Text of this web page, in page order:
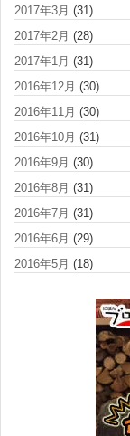
2017年3月 (31)
2017年2月 (28)
2017年1月 (31)
2016年12月 (30)
2016年11月 (30)
2016年10月 (31)
2016年9月 (30)
2016年8月 (31)
2016年7月 (31)
2016年6月 (29)
2016年5月 (18)